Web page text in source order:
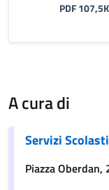
PDF 107,5K
A cura di
Servizi
Piazza Oberdan,